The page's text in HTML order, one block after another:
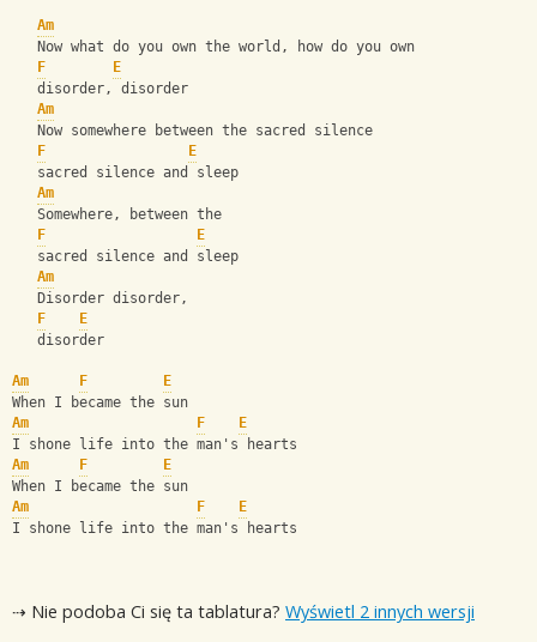
Am
   Now what do you own the world, how do you own
F
E
   disorder, disorder
Am
   Now somewhere between the sacred silence
F
E
   sacred silence and sleep
Am
   Somewhere, between the
F
E
   sacred silence and sleep
Am
   Disorder disorder,
F
E
   disorder
Am F
E
When I became the sun
Am
F
E
I shone life into the man's hearts
Am
F
E
When I became the sun
Am
F
E
I shone life into the man's hearts
⇢ Nie podoba Ci się ta tablatura? Wyświetl 2 innych wersji